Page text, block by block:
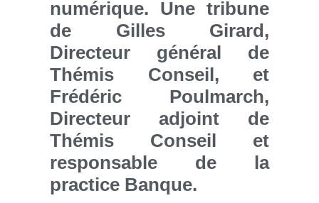
numérique. Une tribune
de Gilles Girard,
Directeur général de
Thémis Conseil, et
Frédéric Poulmarch,
Directeur adjoint de
Thémis Conseil et
responsable de la
practice Banque.